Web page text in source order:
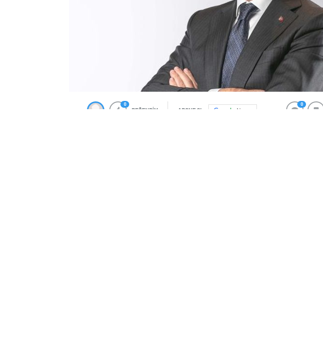
0
BEĞENDİM ABONE OL News
0